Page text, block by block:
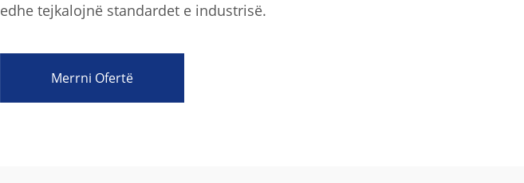
edhe tejkalojnë standardet e industrisë.
Merrni Ofertë